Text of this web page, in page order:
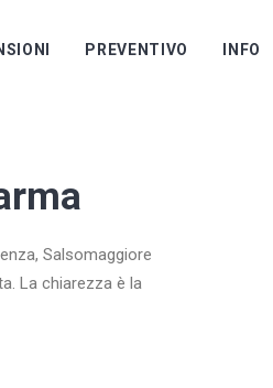
PREVENTIVO INFO
Salsomaggiore
La chiarezza è la